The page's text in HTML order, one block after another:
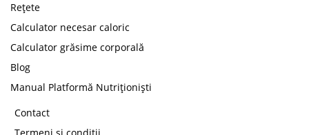
Rețete
Calculator necesar caloric
Calculator grăsime corporală
Blog
Manual Platformă Nutriționiști
Contact